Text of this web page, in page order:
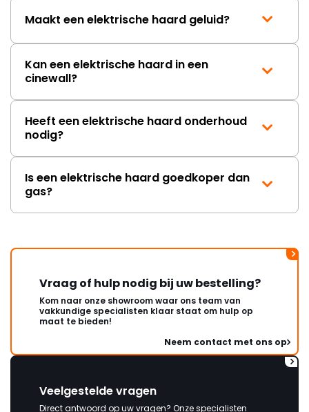
Maakt een elektrische haard geluid?
Kan een elektrische haard in een
cinewall?
Heeft een elektrische haard onderhoud
nodig?
Is een elektrische haard goedkoper dan
gas?
Vraag of hulp nodig bij uw bestelling?
Kom naar onze showroom waar ons team van
vakkundige specialisten klaar staat om hulp op
maat te bieden!
Neem contact met ons op
Veelgestelde vragen
Direct antwoord op uw vragen? Onze specialisten